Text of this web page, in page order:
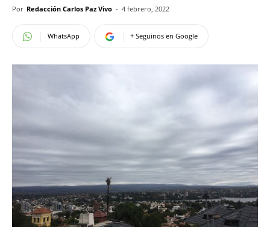
Por Redacción Carlos Paz Vivo - 4 febrero, 2022
WhatsApp + Seguinos en Google